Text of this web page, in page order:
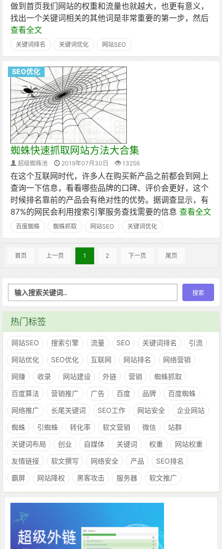
做到首页我们网站的权重和流量也就越大，也更有意义，
找出一个关键词相关的其他词是非常重要的第一步，然后
查看全文
关键词排名 关键词优化 网站SEO
SEO优化
蜘蛛快速抓取网站方法大合集
超级蜘蛛池 2019年07月30日 13256
在这个互联网时代，许多人在购买新产品之前都会到网上
查询一下信息，看看哪些品牌的口碑、评价会更好，这个
时候排名靠前的产品会有绝对性的优势。据调查显示，有
87%的网民会利用搜索引擎服务查找需要的信息 查看全文
百度蜘蛛 蜘蛛抓取 网站SEO 关键词优化
首页 上一页 1 2 下一页 尾页
热门标签
网站SEO 搜索引擎 流量 SEO 关键词排名
引流
网站优化
SEO优化 互联网 网站排名
网络营销
网赚
收录 网站建设 外链 营销
蜘蛛抓取
百度算法
营销推广 广告 百度 品牌
百度蜘蛛
网络推广
长尾关键词 SEO工作 网站安全
企业网站
蜘蛛
引蜘蛛 转化率 软文营销 微信
站群
关键词布局
创业 自媒体 关键词 权重
网站权重
友情链接
软文撰写 网络安全 产品
SEO排名
霸屏
网站降权 黑客攻击 服务器 软文推广